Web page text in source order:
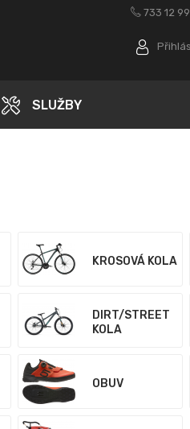
733 12
SLUŽBY
KROSOVÁ KOLA
DIRT/STREET
KOLA
OBUV